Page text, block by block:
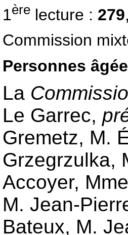
1ère lecture : 279,
Commission
Personnes
La
Le Garrec,
Gremetz, M.
Grzegrzulka,
Accoyer,
M. Jean-
Bateux, M.